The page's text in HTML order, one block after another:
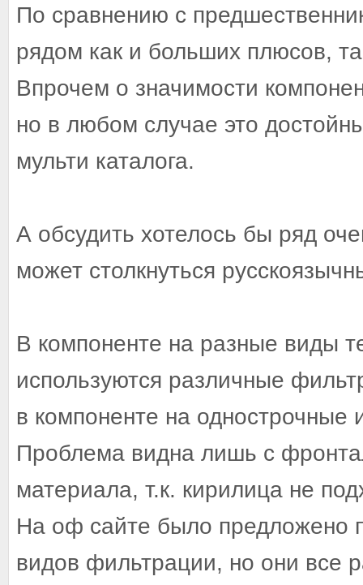
По сравнению с
рядом как и больших плюсов,
Впрочем о значимости
но в любом случае это
мульти каталога.
А обсудить хотелось бы ряд
может столкнуться
В компоненте на разные виды
используются различные
в компоненте на однострочные
Проблема видна лишь с
материала, т.к. кирилица не
На оф сайте было предложено
видов фильтрации, но они все